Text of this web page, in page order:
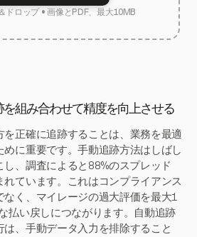
ドロップ • 画像とPDF、最大10MB
組み合わせて精度を向上させる
を正確に追跡することは、業務を最適
に重要です。手動追跡方法はしばし
、調査によると88%のスプレッド
ています。これはコンプライアンス
く、マイレージの過大評価を最大1
払い戻しにつながります。自動追跡
は、手動データ入力を排除すること